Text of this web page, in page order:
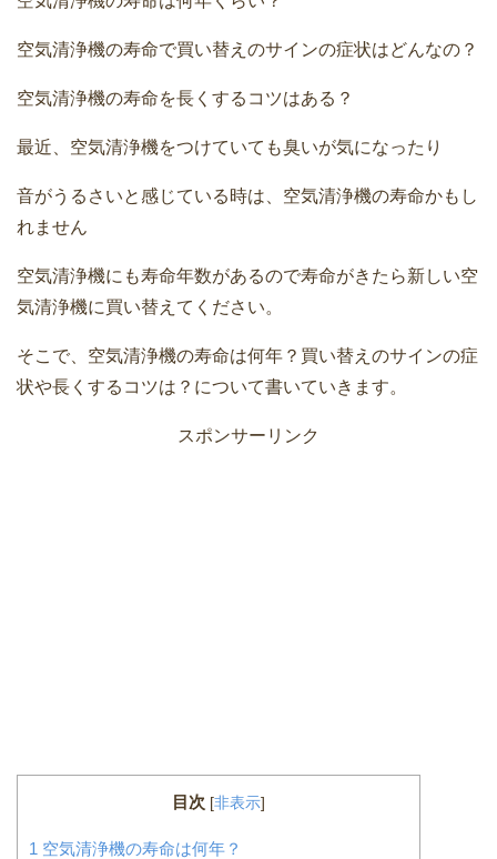
空気清浄機の寿命で買い替えのサインの症状はどんなの？
空気清浄機の寿命を長くするコツはある？
最近、空気清浄機をつけていても臭いが気になったり
音がうるさいと感じている時は、空気清浄機の寿命かもし
れません
空気清浄機にも寿命年数があるので寿命がきたら新しい空
気清浄機に買い替えてください。
そこで、空気清浄機の寿命は何年？買い替えのサインの症
状や長くするコツは？について書いていきます。
スポンサーリンク
目次 [非表示]
1 空気清浄機の寿命は何年？